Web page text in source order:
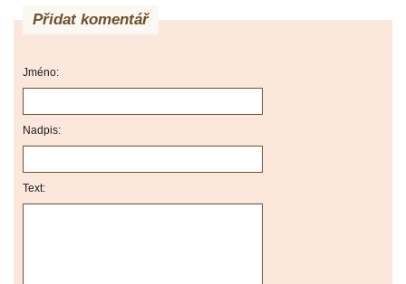
Přidat komentář
Jméno:
Nadpis:
Text: